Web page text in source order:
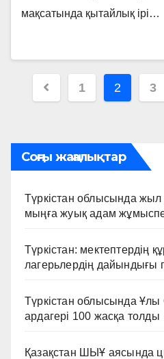
мақсатында қытайлық ірі…
Пагинация
1 2 3
Соңғы жаңалықтар
Түркістан облысында
мыңға жуық адам
Түркістан: мектептердің
лагерьлердің дайындығы
Түркістан облысында
ардагері 100 жасқа толды
Қазақстан ШЫҰ аясында